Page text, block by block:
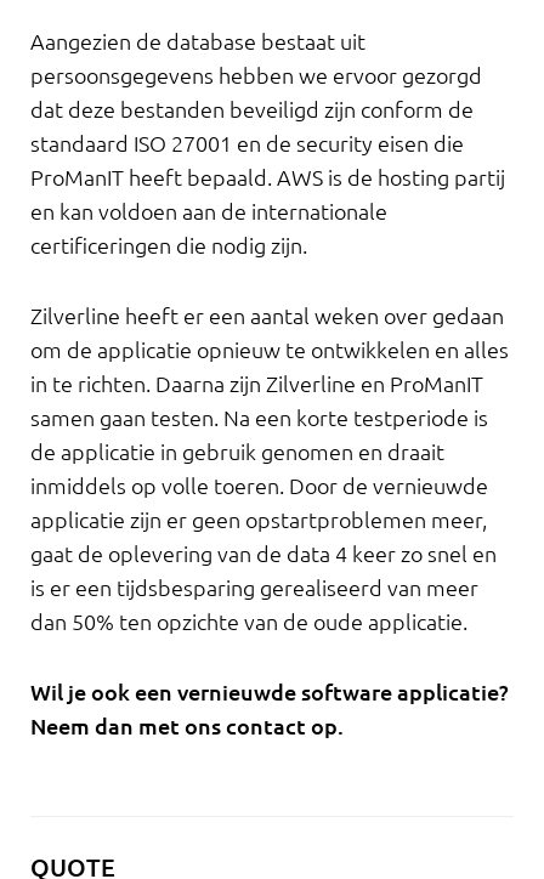
Aangezien de database bestaat uit
persoonsgegevens hebben we ervoor gezorgd
dat deze bestanden beveiligd zijn conform de
standaard ISO 27001 en de security eisen die
ProManIT heeft bepaald. AWS is de hosting partij
en kan voldoen aan de internationale
certificeringen die nodig zijn.
Zilverline heeft er een aantal weken over gedaan
om de applicatie opnieuw te ontwikkelen en alles
in te richten. Daarna zijn Zilverline en ProManIT
samen gaan testen. Na een korte testperiode is
de applicatie in gebruik genomen en draait
inmiddels op volle toeren. Door de vernieuwde
applicatie zijn er geen opstartproblemen meer,
gaat de oplevering van de data 4 keer zo snel en
is er een tijdsbesparing gerealiseerd van meer
dan 50% ten opzichte van de oude applicatie.
Wil je ook een vernieuwde software applicatie?
Neem dan met ons contact op.
QUOTE